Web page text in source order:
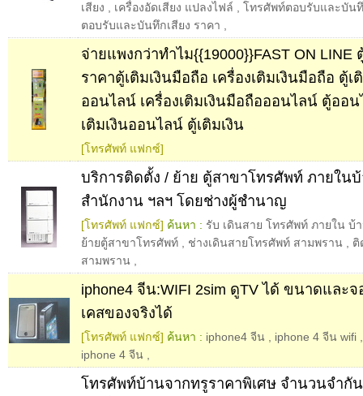
เสียง
เครื่องอัดเสียง แปลงไฟล์
โทรศัพท์ตอบรับและบันทึ
ตอบรับและบันทึกเสียง ราคา
จ่ายแพงกว่าทำไม{{19000}}FAST ON LINE
ราคาตู้เติมเงินมือถือ เครื่องเติมเงินมือถือ ตู้เ
ออนไลน์ เครื่องเติมเงินมือถือออนไลน์ ตู้ออ
เติมเงินออนไลน์ ตู้เติมเงิน
[โทรศัพท์ แฟกซ์]
บริการติดตั้ง / ย้าย ตู้สาขาโทรศัพท์ ภายใน
สำนักงาน ฯลฯ โดยช่างผู้ชำนาญ
[โทรศัพท์ แฟกซ์] ค้นหา : รับ เดินสาย โทรศัพท์ ภายใน บ้
ย้ายตู้สาขาโทรศัพท์
ช่างเดินสายโทรศัพท์ สามพราน
ติ
สามพราน
iphone4 จีน:WIFI 2sim ดูTV ได้ ขนาดและจ
เคสของจริงได้
[โทรศัพท์ แฟกซ์] ค้นหา : iphone4 จีน iphone 4 จีน wifi
iphone 4 จีน
โทรศัพท์บ้านจากทรูราคาพิเศษ จำนวนจำกั